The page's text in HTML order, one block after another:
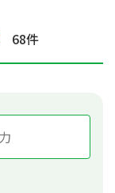
68件